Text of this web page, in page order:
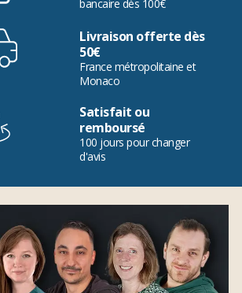
bancaire dès 100€
Livraison offerte dès
50€
France métropolitaine et
Monaco
Satisfait ou
remboursé
100 jours pour changer
d'avis